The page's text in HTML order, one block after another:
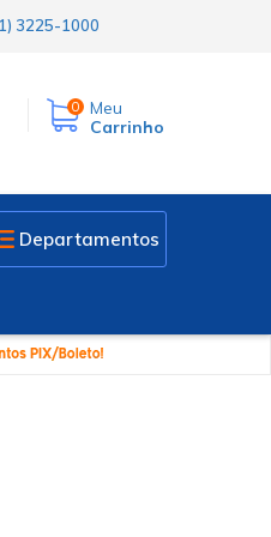
3225-1000
0
Meu
Carrinho
Departamentos